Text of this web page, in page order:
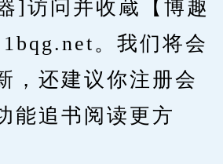
]访问并收蔵【博趣
。我们将会
，还建议你注册会
能追书阅读更方